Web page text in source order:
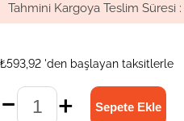
Tahmini Kargoya Teslim Süresi :
₺593,92 'den başlayan taksitlerle